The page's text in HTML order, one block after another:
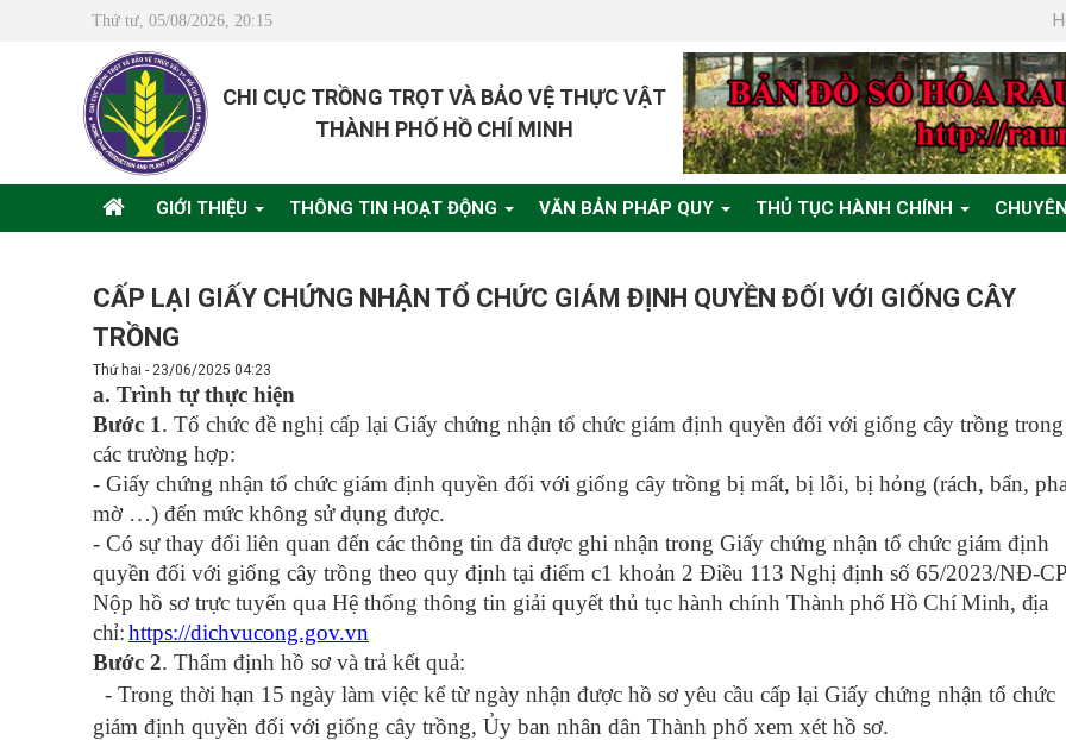
Thứ tư, 05/08/2026, 20:15
CHI CỤC TRỒNG TRỌT VÀ BẢO VỆ THỰC VẬT
THÀNH PHỐ HỒ CHÍ MINH
GIỚI THIỆU THÔNG TIN HOẠT ĐỘNG VĂN BẢN PHÁP QUY THỦ TỤC HÀNH CHÍNH
CẤP LẠI GIẤY CHỨNG NHẬN TỔ CHỨC GIÁM ĐỊNH QUYỀN ĐỐI VỚI GIỐNG CÂY
TRỒNG
Thứ hai - 23/06/2025 04:23
a. Trình tự thực hiện
Bước 1. Tổ chức đề nghị cấp lại Giấy chứng nhận tổ chức giám định quyền đối với giống cây trồng trong
các trường hợp:
- Giấy chứng nhận tổ chức giám định quyền đối với giống cây trồng bị mất, bị lỗi, bị hỏng (rách, bẩn,
mờ …) đến mức không sử dụng được.
- Có sự thay đổi liên quan đến các thông tin đã được ghi nhận trong Giấy chứng nhận tổ chức giám định
quyền đối với giống cây trồng theo quy định tại điểm c1 khoản 2 Điều 113 Nghị định số 65/2023/NĐ-
Nộp hồ sơ trực tuyến qua Hệ thống thông tin giải quyết thủ tục hành chính Thành phố Hồ Chí Minh, địa
chỉ:https://dichvucong.gov.vn
Bước 2. Thẩm định hồ sơ và trả kết quả:
- Trong thời hạn 15 ngày làm việc kể từ ngày nhận được hồ sơ yêu cầu cấp lại Giấy chứng nhận tổ chức
giám định quyền đối với giống cây trồng, Ủy ban nhân dân Thành phố xem xét hồ sơ.